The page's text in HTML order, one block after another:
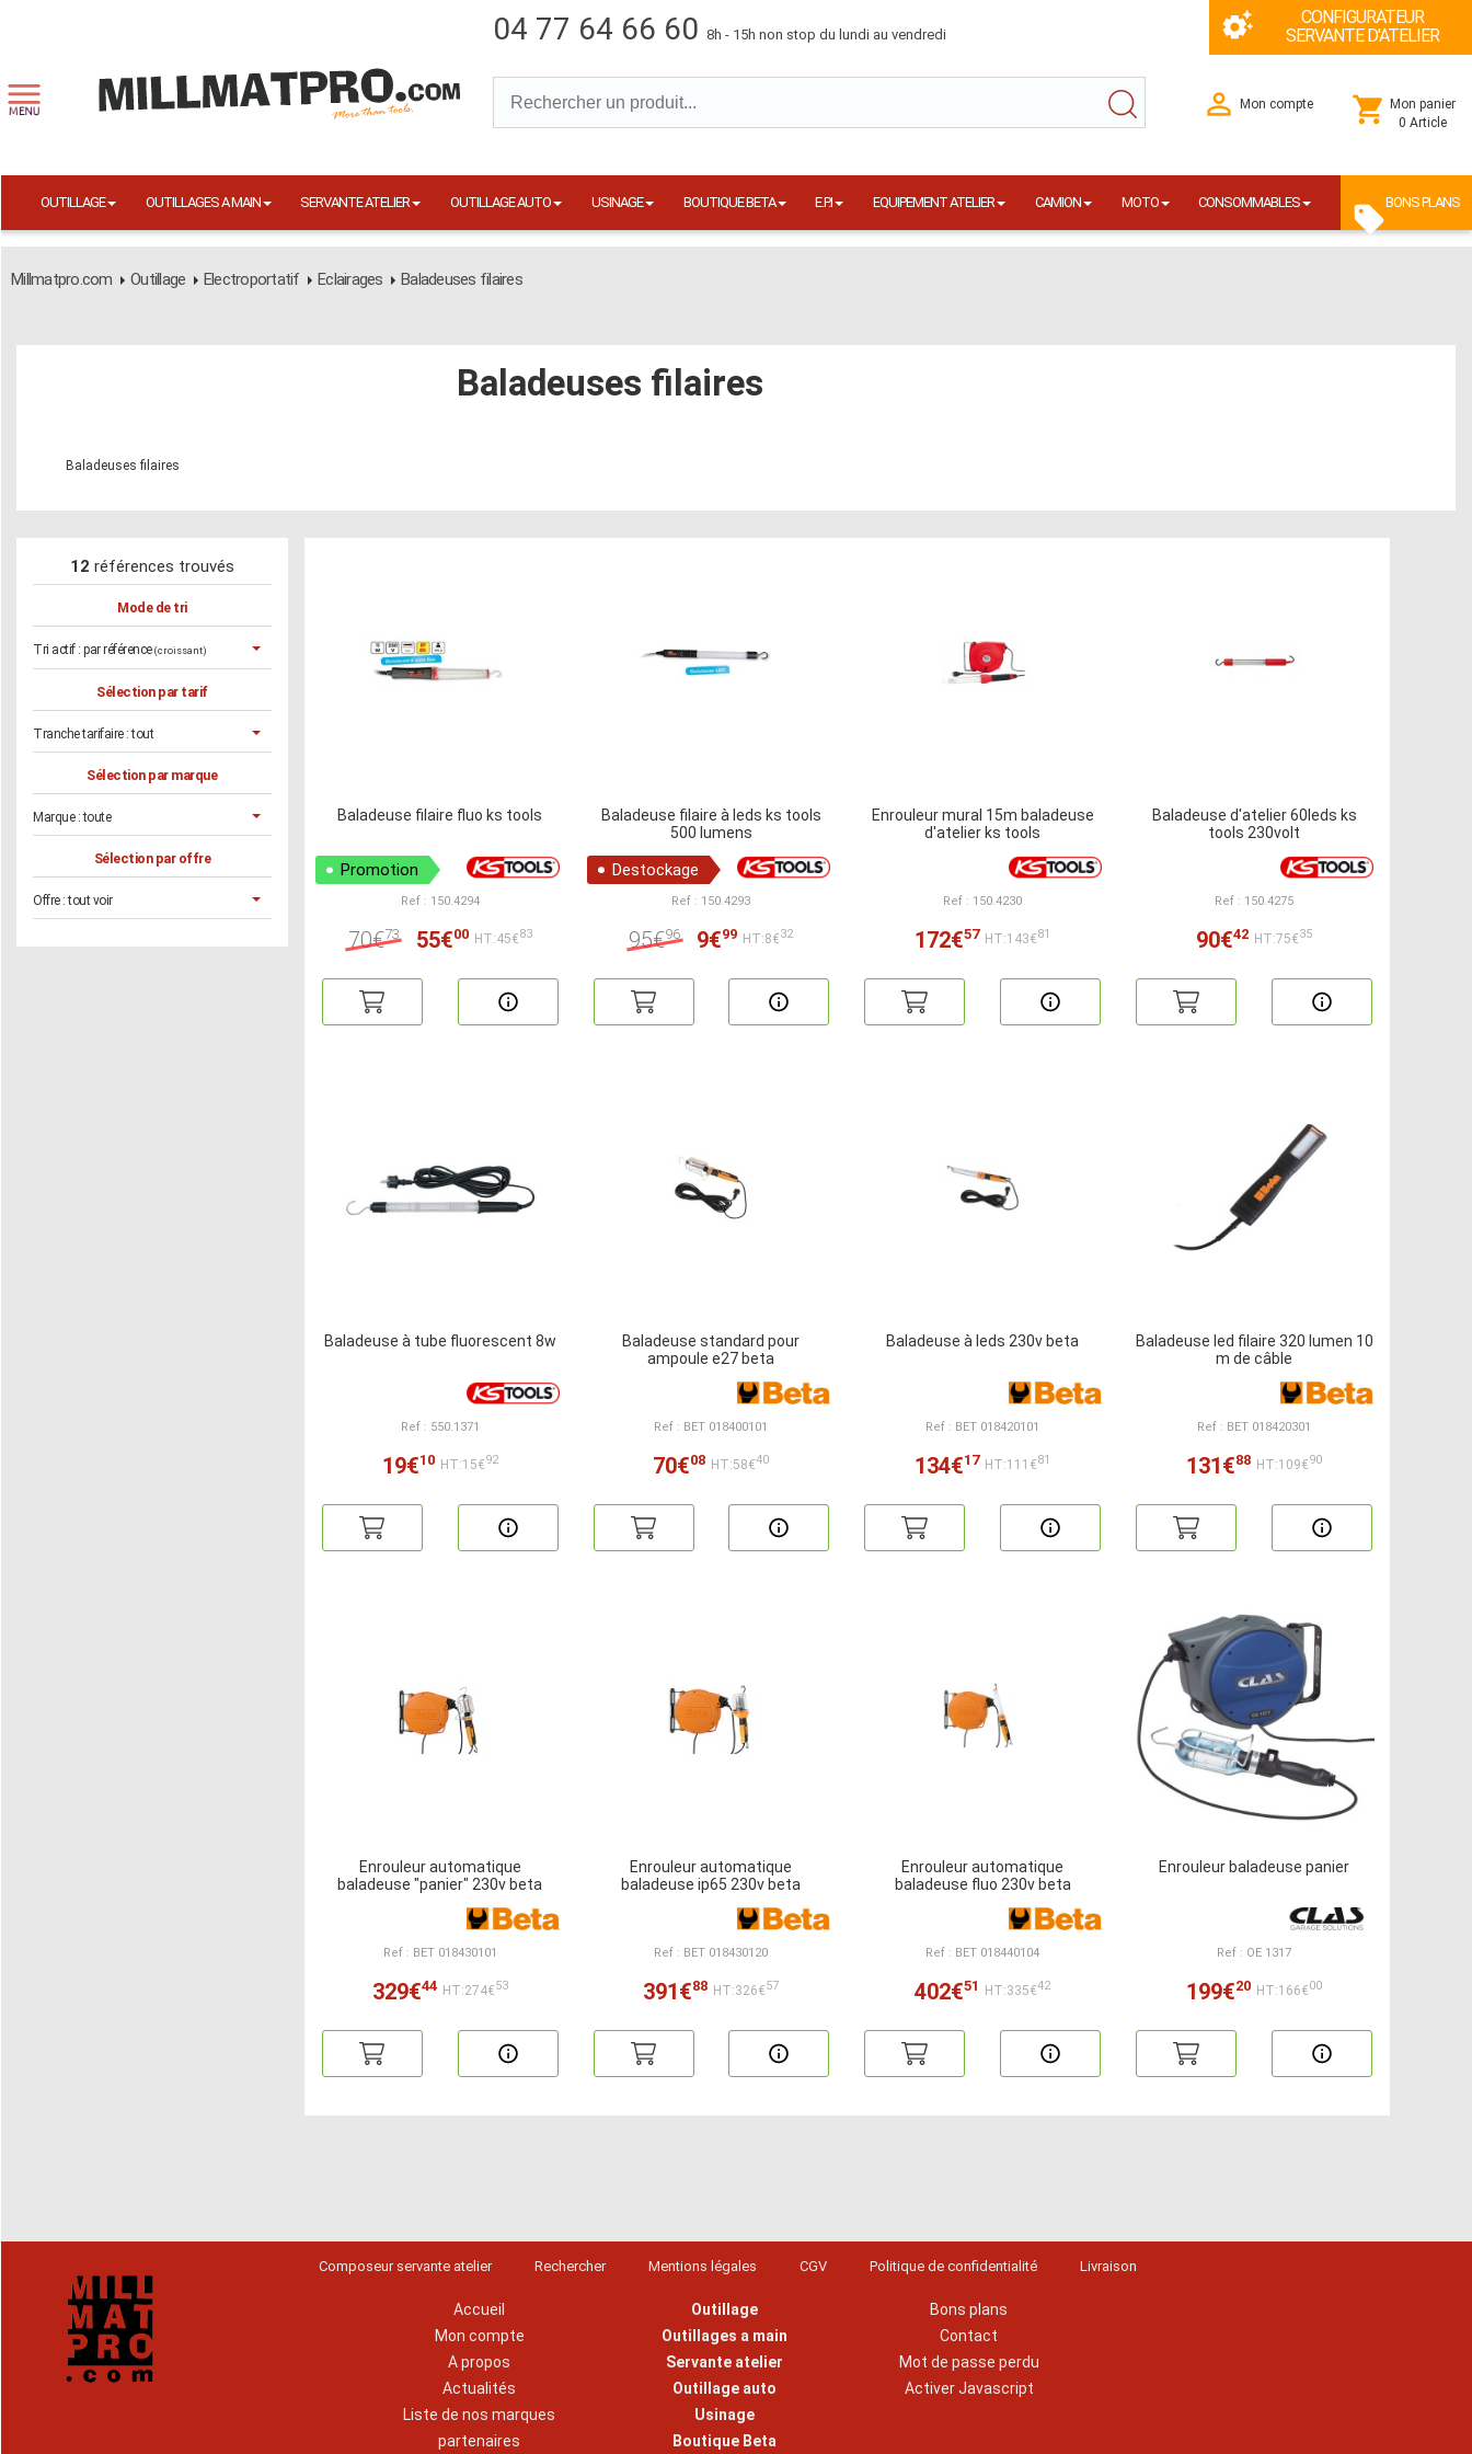
04 77 64 66 60 8h - 15h non stop du lundi au vendredi
CONFIGURATEUR
SERVANTE D'ATELIER
Mon compte
Mon panier
0 Article
OUTILLAGE OUTILLAGES A MAIN SERVANTE ATELIER OUTILLAGE AUTO USINAGE BOUTIQUE BETA E.P.I EQUIPEMENT ATELIER CAMION MOTO CONSOMMABLES BONS PLANS
Millmatpro.com Outillage Electroportatif Eclairages Baladeuses filaires
Baladeuses filaires
Baladeuses filaires
12 références trouvés
Mode de tri
Tri actif : par référence (croissant)
Sélection par tarif
Tranche tarifaire :tout
Sélection par marque
Marque :toute
Sélection par offre
Offre :tout voir
Baladeuse filaire fluo ks tools
Promotion
Ref : 150.4294
70€73 55€00 HT:45€83
Baladeuse filaire à leds ks tools
500 lumens
Destockage
Ref : 150.4293
95€96 9€99 HT:8€32
Enrouleur mural 15m baladeuse
d'atelier ks tools
Ref : 150.4230
172€57 HT:143€81
Baladeuse d'atelier 60leds ks
tools 230volt
Ref : 150.4275
90€42 HT:75€35
Baladeuse à tube fluorescent 8w
Ref : 550.1371
19€10 HT:15€92
Baladeuse standard pour
ampoule e27 beta
Ref : BET 018400101
70€08 HT:58€40
Baladeuse à leds 230v beta
Ref : BET 018420101
134€17 HT:111€81
Baladeuse led filaire 320 lumen 10
m de câble
Ref : BET 018420301
131€88 HT:109€90
Enrouleur automatique
baladeuse "panier" 230v beta
Ref : BET 018430101
329€44 HT:274€53
Enrouleur automatique
baladeuse ip65 230v beta
Ref : BET 018430120
391€88 HT:326€57
Enrouleur automatique
baladeuse fluo 230v beta
Ref : BET 018440104
402€51 HT:335€42
Enrouleur baladeuse panier
Ref : OE 1317
199€20 HT:166€00
Composeur servante atelier Rechercher Mentions légales CGV Politique de confidentialité Livraison
Accueil
Mon compte
A propos
Actualités
Liste de nos marques
partenaires
Outillage
Outillages a main
Servante atelier
Outillage auto
Usinage
Boutique Beta
Bons plans
Contact
Mot de passe perdu
Activer Javascript